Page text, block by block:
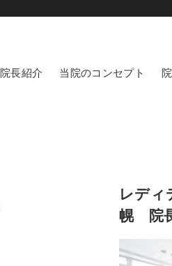
院長紹介 当院のコンセプト
レディ
幌 院